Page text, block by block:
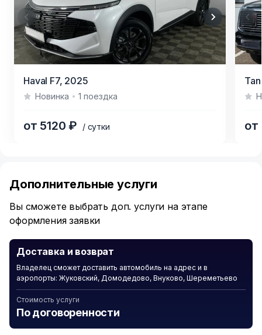
Haval F7, 2025
Новинка 1 поездка
от 5120 ₽ / сутки от
of
6
Дополнительные услуги
Вы сможете выбрать доп. услуги на этапе
оформления заявки
Доставка и возврат
Владелец сможет доставить автомобиль на адрес и в
аэропорты: Жуковский, Домодедово, Внуково, Шереметьево
Стоимость услуги
По договоренности